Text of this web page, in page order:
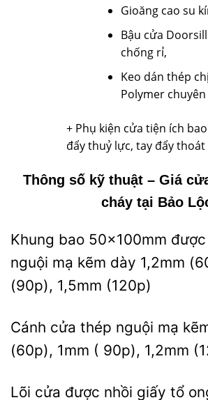
Gioăng cao su
Bậu cửa
chống rỉ,
Keo dán thép
Polymer
+ Phụ kiện cửa tiện ích
đẩy thuỷ lực, tay đẩy
Thông số kỹ thuật – Giá
cháy tại Bảo
Khung bao 50x100mm
nguội mạ kẽm dày 1,2mm
(90p), 1,5mm (120p)
Cánh cửa thép nguội mạ
(60p), 1mm ( 90p), 1,2mm
Lõi cửa được nhồi giấy tổ